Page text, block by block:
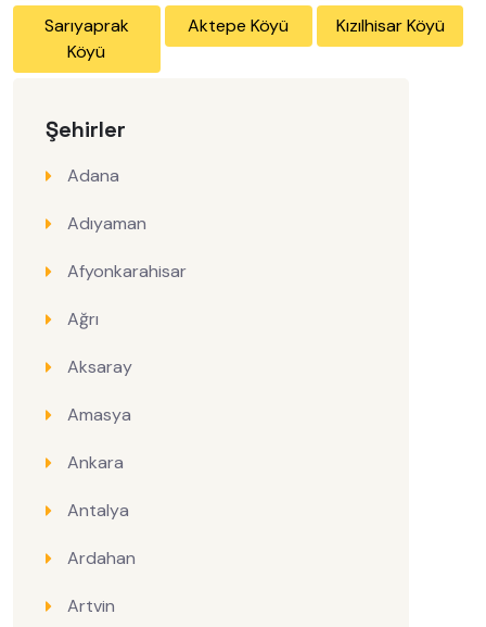
Şehirler
Adana
Adıyaman
Afyonkarahisar
Ağrı
Aksaray
Amasya
Ankara
Antalya
Ardahan
Artvin
Sarıyaprak
Köyü
Aktepe Köyü Kızılhisar Köyü